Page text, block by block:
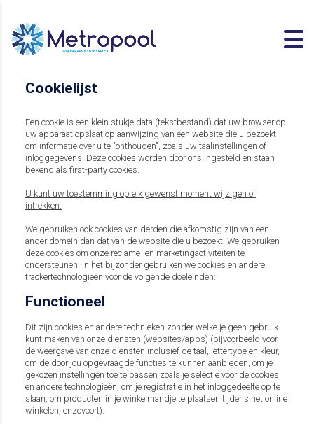
Cookielijst
Een cookie is een klein stukje data (tekstbestand) dat uw browser op
uw apparaat opslaat op aanwijzing van een website die u bezoekt
om informatie over u te "onthouden", zoals uw taalinstellingen of
inloggegevens. Deze cookies worden door ons ingesteld en staan
bekend als first-party cookies.
U kunt uw toestemming op elk gewenst moment wijzigen of
intrekken.
We gebruiken ook cookies van derden die afkomstig zijn van een
ander domein dan dat van de website die u bezoekt. We gebruiken
deze cookies om onze reclame- en marketingactiviteiten te
ondersteunen. In het bijzonder gebruiken we cookies en andere
trackertechnologieën voor de volgende doeleinden:
Functioneel
Dit zijn cookies en andere technieken zonder welke je geen gebruik
kunt maken van onze diensten (websites/apps) (bijvoorbeeld voor
de weergave van onze diensten inclusief de taal, lettertype en kleur,
om de door jou opgevraagde functies te kunnen aanbieden, om je
gekozen instellingen toe te passen zoals je selectie voor de cookies
en andere technologieën, om je registratie in het inloggedeelte op te
slaan, om producten in je winkelmandje te plaatsen tijdens het online
winkelen, enzovoort).